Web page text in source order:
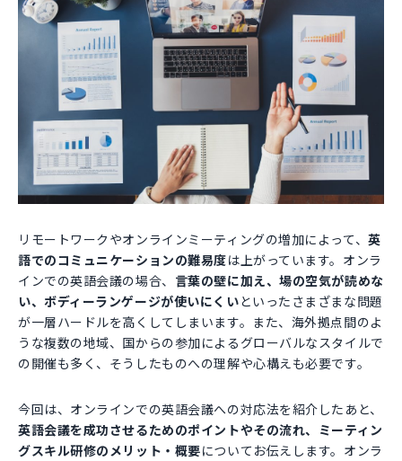
リモートワークやオンラインミーティングの増加によって、英
語でのコミュニケーションの難易度は上がっています。オンラ
インでの英語会議の場合、 言葉の壁に加え、場の空気が読めな
い、ボディーランゲージが使いにくいといったさまざまな問題
が一層ハードルを高くしてしまいます。また、海外拠点間のよ
うな複数の地域、国からの参加によるグローバルなスタイルで
の開催も多く、そうしたものへの理解や心構えも必要です。
今回は、オンラインでの英語会議への対応法を紹介したあと、
英語会議を成功させるためのポイントやその流れ、ミーティン
グスキル研修のメリット・概要についてお伝えします。オンラ